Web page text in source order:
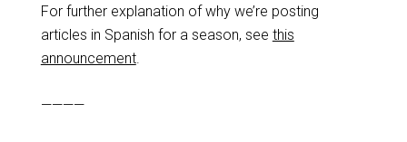
For further explanation of why we’re posting
articles in Spanish for a season, see this
announcement.
————